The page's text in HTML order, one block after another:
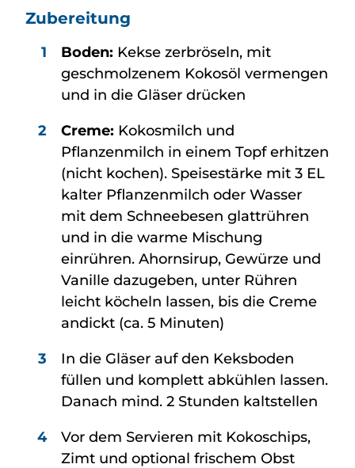
Zubereitung
Boden: Kekse zerbröseln, mit
geschmolzenem Kokosöl vermengen
und in die Gläser drücken
Creme: Kokosmilch und
Pflanzenmilch in einem Topf erhitzen
(nicht kochen). Speisestärke mit 3 EL
kalter Pflanzenmilch oder Wasser
mit dem Schneebesen glattrühren
und in die warme Mischung
einrühren. Ahornsirup, Gewürze und
Vanille dazugeben, unter Rühren
leicht köcheln lassen, bis die Creme
andickt (ca. 5 Minuten)
In die Gläser auf den Keksboden
füllen und komplett abkühlen lassen.
Danach mind. 2 Stunden kaltstellen
Vor dem Servieren mit Kokoschips,
Zimt und optional frischem Obst